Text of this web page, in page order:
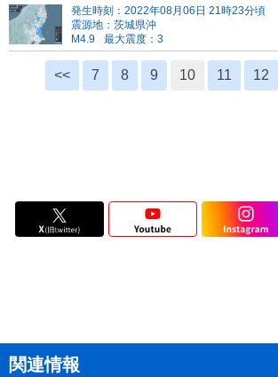
発生時刻：2022年08月06日 21時23分頃
震源地：茨城県沖
M4.9
最大震度：3
<< 7 8 9 10 11 12
関連情報